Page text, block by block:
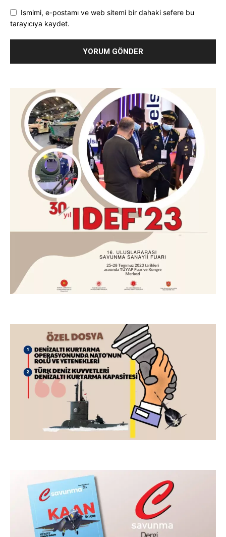
Ismimi, e-postamı ve web sitemi bir dahaki sefere bu
tarayıcıya kaydet.